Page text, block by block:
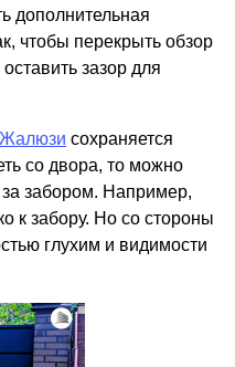
дополнительная
чтобы перекрыть обзор
зазор для
Жалюзи сохраняется
со двора, то можно
забором. Например,
к забору. Но со стороны
глухим и видимости